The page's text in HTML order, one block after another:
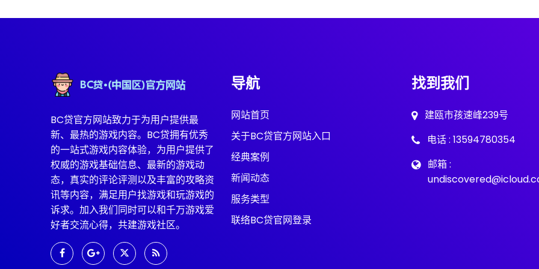
BC贷官方网站致力于为用户提供最
新、最热的游戏内容。BC贷拥有优秀
的一站式游戏内容体验，为用户提供了
权威的游戏基础信息、最新的游戏动
态，真实的评论评测以及丰富的攻略资
讯等内容，满足用户找游戏和玩游戏的
诉求。加入我们同时可以和千万游戏爱
好者交流心得，共建游戏社区。
导航
网站首页
关于BC贷官方网站入口
经典案例
新闻动态
服务类型
联络BC贷官网登录
找到我们
建瓯市孩速峰239号
电话 : 13594780354
邮箱 :